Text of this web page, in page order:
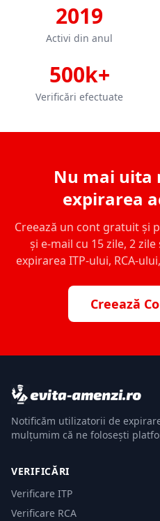
2019
Activi din anul
500k+
Verificări efectuate
Nu mai uita
expirarea
Creează un cont gratuit și
și e-mail cu 15 zile, 2
expirarea ITP-ului, RCA-
Creează
Notificăm utilizatorii de
mulțumim că ne folosești
VERIFICĂRI
Verificare ITP
Verificare RCA